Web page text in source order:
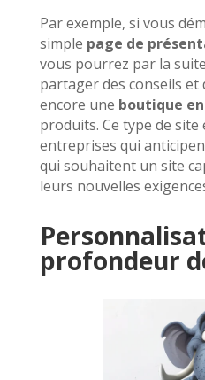
Par exemple, si vous
simple page de
vous pourrez par la
partager des conseils et
encore une boutique
produits. Ce type de
entreprises qui
qui souhaitent un site
leurs nouvelles
profondeur